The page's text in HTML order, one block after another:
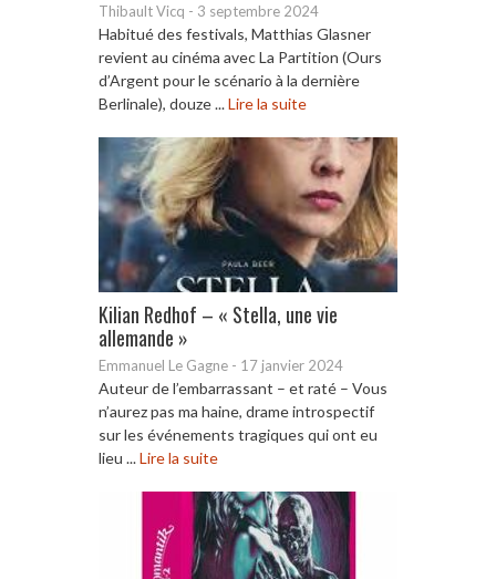
Thibault Vicq - 3 septembre 2024
Habitué des festivals, Matthias Glasner
revient au cinéma avec La Partition (Ours
d’Argent pour le scénario à la dernière
Berlinale), douze ...Lire la suite
Kilian Redhof – « Stella, une vie
allemande »
Emmanuel Le Gagne - 17 janvier 2024
Auteur de l’embarrassant – et raté – Vous
n’aurez pas ma haine, drame introspectif
sur les événements tragiques qui ont eu
lieu ...Lire la suite